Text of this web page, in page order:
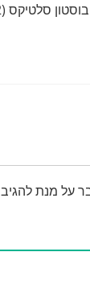
על מנת להגיב